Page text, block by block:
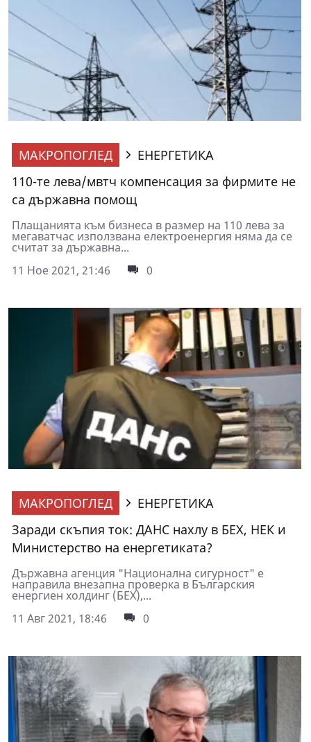
МАКРОПОГЛЕД
ЕНЕРГЕТИКА
110-те лева/мвтч компенсация за фирмите не
са държавна помощ
Плащанията към бизнеса в размер на 110 лева за
мегаватчас използвана електроенергия няма да се
считат за държавна...
11 Ное 2021, 21:46
0
МАКРОПОГЛЕД
ЕНЕРГЕТИКА
Заради скъпия ток: ДАНС нахлу в БЕХ, НЕК и
Министерство на енергетиката?
Държавна агенция "Национална сигурност" е
направила внезапна проверка в Българския
енергиен холдинг (БЕХ),...
11 Авг 2021, 18:46
0